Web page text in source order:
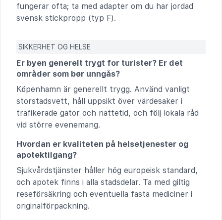
fungerar ofta; ta med adapter om du har jordad
svensk stickpropp (typ F).
SIKKERHET OG HELSE
Er byen generelt trygt for turister? Er det
områder som bør unngås?
Köpenhamn är generellt trygg. Använd vanligt
storstadsvett, håll uppsikt över värdesaker i
trafikerade gator och nattetid, och följ lokala råd
vid större evenemang.
Hvordan er kvaliteten på helsetjenester og
apotektilgang?
Sjukvårdstjänster håller hög europeisk standard,
och apotek finns i alla stadsdelar. Ta med giltig
reseförsäkring och eventuella fasta mediciner i
originalförpackning.